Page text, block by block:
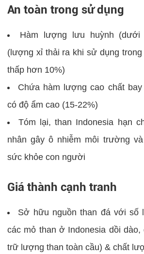
An toàn trong sử dụng
Hàm lượng lưu huỳnh
(lượng xỉ thải ra khi sử dụng trong
thấp hơn 10%)
Chứa hàm lượng cao chất
có độ ẩm cao (15-22%)
Tóm lại, than Indonesia hạn
nhân gây ô nhiễm môi trường
sức khỏe con người
Giá thành cạnh tranh
Sở hữu nguồn than đá với số
các mỏ than ở Indonesia dồi dào,
trữ lượng than toàn cầu) & chất